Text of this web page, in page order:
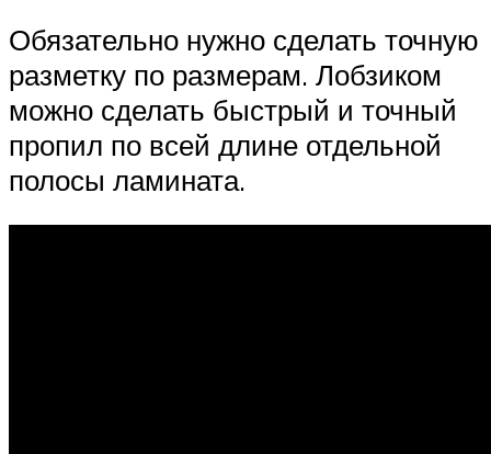
Обязательно нужно сделать точную
разметку по размерам. Лобзиком
можно сделать быстрый и точный
пропил по всей длине отдельной
полосы ламината.